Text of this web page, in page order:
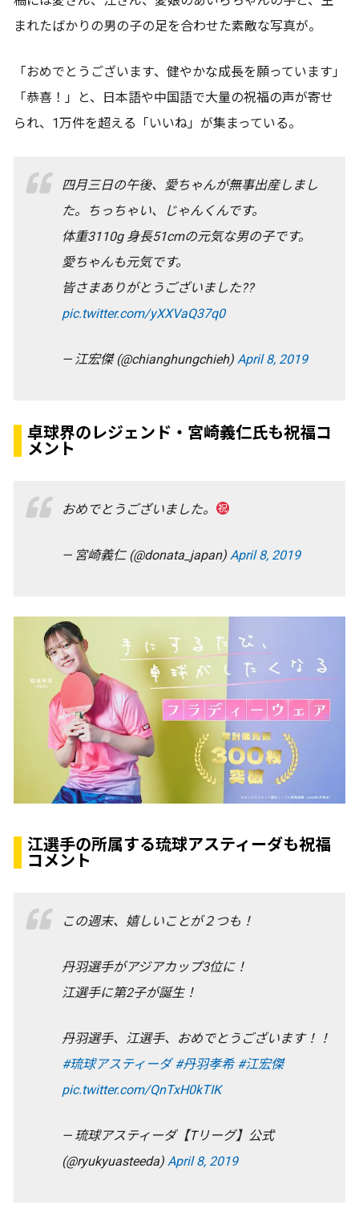
まれたばかりの男の子の足を合わせた素敵な写真が。
「おめでとうございます、健やかな成長を願っています」
「恭喜！」と、日本語や中国語で大量の祝福の声が寄せ
られ、1万件を超える「いいね」が集まっている。
四月三日の午後、愛ちゃんが無事出産しまし
た。ちっちゃい、じゃんくんです。
体重3110g 身長51cmの元気な男の子です。
愛ちゃんも元気です。
皆さまありがとうございました??
pic.twitter.com/yXXVaQ37q0
— 江宏傑 (@chianghungchieh) April 8, 2019
卓球界のレジェンド・宮崎義仁氏も祝福コ
メント
おめでとうございました。
— 宮崎義仁 (@donata_japan) April 8, 2019
江選手の所属する琉球アスティーダも祝福
コメント
この週末、嬉しいことが２つも！
丹羽選手がアジアカップ3位に！
江選手に第2子が誕生！
丹羽選手、江選手、おめでとうございます！！
#琉球アスティーダ #丹羽孝希 #江宏傑
pic.twitter.com/QnTxH0kTIK
— 琉球アスティーダ【Tリーグ】公式
(@ryukyuasteeda) April 8, 2019